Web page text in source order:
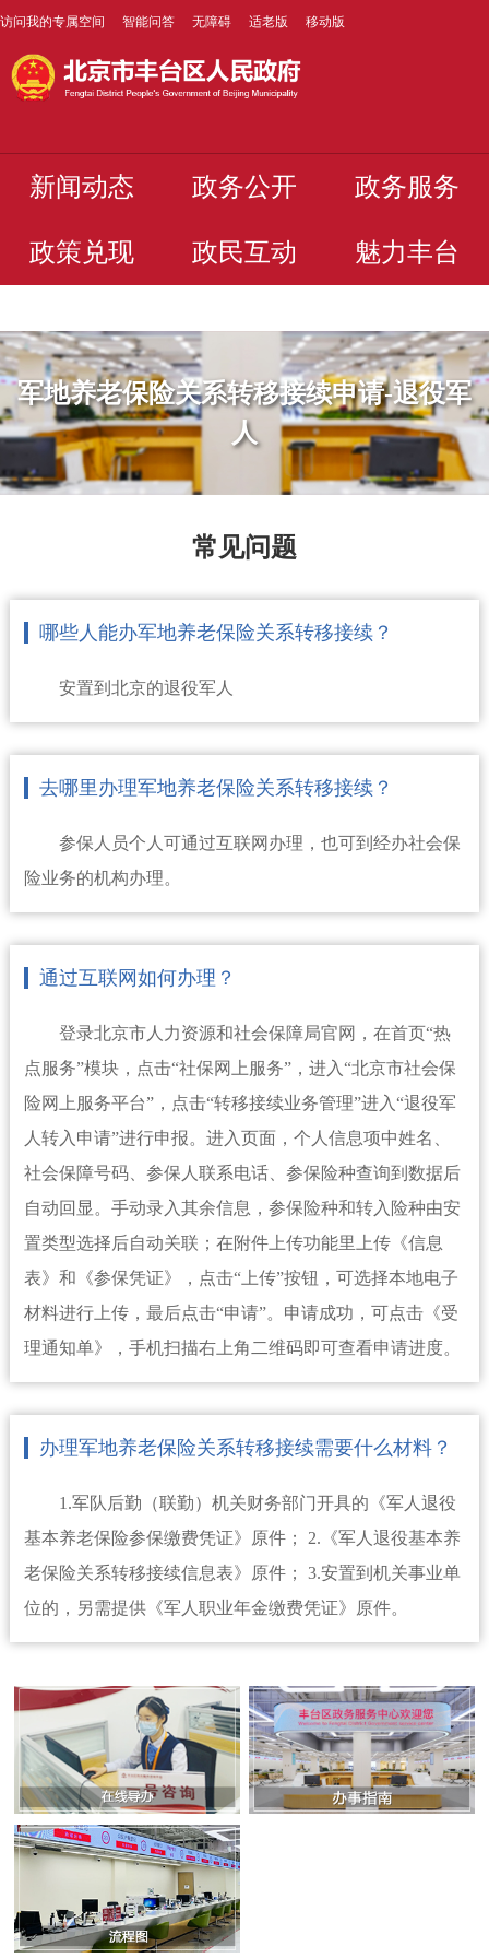
访问我的专属空间 智能问答 无障碍 适老版 移动版
新闻动态 政务公开 政务服务
政策兑现 政民互动 魅力丰台
军地养老保险关系转移接续申请-退役军
人
常见问题
哪些人能办军地养老保险关系转移接续？
安置到北京的退役军人
去哪里办理军地养老保险关系转移接续？
参保人员个人可通过互联网办理，也可到经办社会保
险业务的机构办理。
通过互联网如何办理？
登录北京市人力资源和社会保障局官网，在首页“热
点服务”模块，点击“社保网上服务”，进入“北京市社会保
险网上服务平台”，点击“转移接续业务管理”进入“退役军
人转入申请”进行申报。进入页面，个人信息项中姓名、
社会保障号码、参保人联系电话、参保险种查询到数据后
自动回显。手动录入其余信息，参保险种和转入险种由安
置类型选择后自动关联；在附件上传功能里上传《信息
表》和《参保凭证》，点击“上传”按钮，可选择本地电子
材料进行上传，最后点击“申请”。申请成功，可点击《受
理通知单》，手机扫描右上角二维码即可查看申请进度。
办理军地养老保险关系转移接续需要什么材料？
1.军队后勤（联勤）机关财务部门开具的《军人退役
基本养老保险参保缴费凭证》原件； 2.《军人退役基本养
老保险关系转移接续信息表》原件； 3.安置到机关事业单
位的，另需提供《军人职业年金缴费凭证》原件。